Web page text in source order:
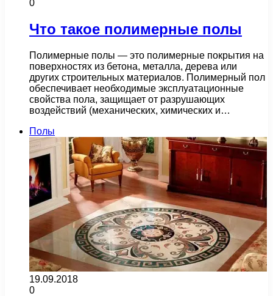
0
Что такое полимерные полы
Полимерные полы — это полимерные покрытия на
поверхностях из бетона, металла, дерева или
других строительных материалов. Полимерный пол
обеспечивает необходимые эксплуатационные
свойства пола, защищает от разрушающих
воздействий (механических, химических и…
Полы
19.09.2018
0